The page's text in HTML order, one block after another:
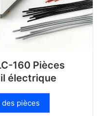
160 Pièces
électrique
pièces